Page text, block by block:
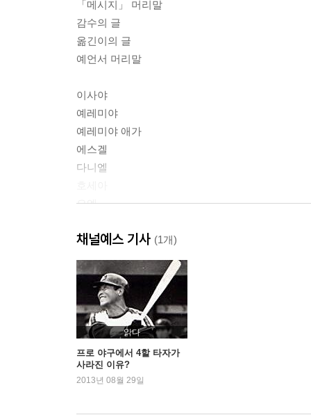
「메시지」 머리말
감수의 글
옮긴이의 글
예언서 머리말
이사야
예레미야
예레미야 애가
에스겔
다니엘
요엘
오바댜
요나
미가
하박국
스바냐
학개
스가랴
말라기
채널예스 기사 (1개)
읽다
프로 야구에서 4할 타자가
사라진 이유?
2013년 08월 29일